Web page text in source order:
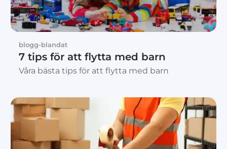
blogg-blandat
7 tips för att flytta med barn
Våra bästa tips för att flytta med barn